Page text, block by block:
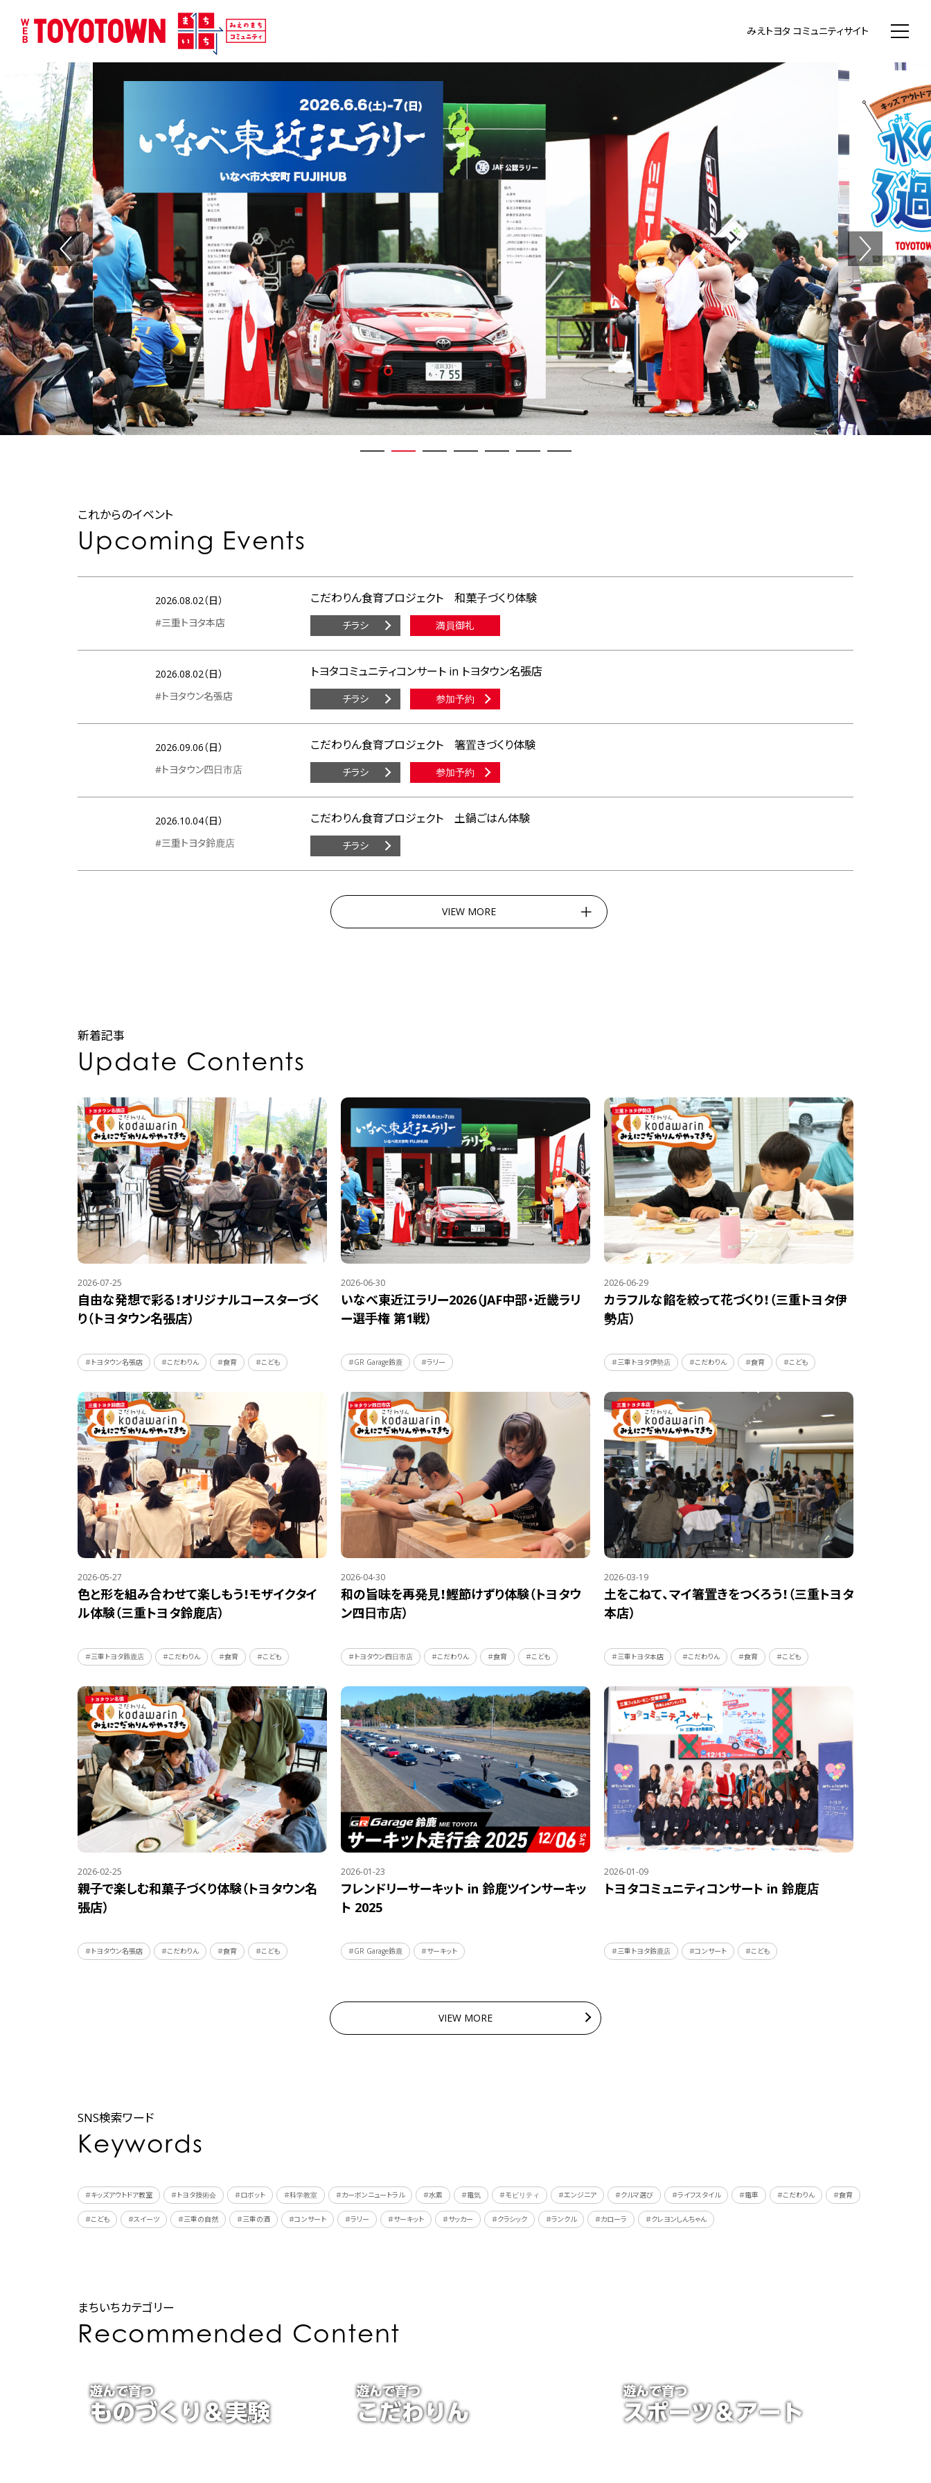
みえトヨタ コミュニティサイト
Previous Next
これからのイベント
Upcoming Events
2026.08.02（日）
#三重トヨタ本店
こだわりん食育プロジェクト 和菓子づくり体験
チラシ 満員御礼
2026.08.02（日）
#トヨタウン名張店
トヨタコミュニティコンサート in トヨタウン名張店
チラシ 参加予約
2026.09.06（日）
#トヨタウン四日市店
こだわりん食育プロジェクト 箸置きづくり体験
チラシ 参加予約
2026.10.04（日）
#三重トヨタ鈴鹿店
こだわりん食育プロジェクト 土鍋ごはん体験
チラシ
VIEW MORE
新着記事
Update Contents
2026-07-25
自由な発想で彩る！オリジナルコースターづく
り（トヨタウン名張店）
＃トヨタウン名張店 ＃こだわりん ＃食育 ＃こども
2026-06-30
いなべ東近江ラリー2026（JAF中部・近畿ラリ
ー選手権 第1戦）
＃GR Garage鈴鹿 ＃ラリー
2026-06-29
カラフルな餡を絞って花づくり！（三重トヨタ伊
勢店）
＃三重トヨタ伊勢店 ＃こだわりん ＃食育 ＃こども
2026-05-27
色と形を組み合わせて楽しもう！モザイクタイ
ル体験（三重トヨタ鈴鹿店）
＃三重トヨタ鈴鹿店 ＃こだわりん ＃食育 ＃こども
2026-04-30
和の旨味を再発見！鰹節けずり体験（トヨタウ
ン四日市店）
＃トヨタウン四日市店 ＃こだわりん ＃食育 ＃こども
2026-03-19
土をこねて、マイ箸置きをつくろう！（三重トヨタ
本店）
＃三重トヨタ本店 ＃こだわりん ＃食育 ＃こども
2026-02-25
親子で楽しむ和菓子づくり体験（トヨタウン名
張店）
＃トヨタウン名張店 ＃こだわりん ＃食育 ＃こども
2026-01-23
フレンドリーサーキット in 鈴鹿ツインサーキッ
ト 2025
＃GR Garage鈴鹿 ＃サーキット
2026-01-09
トヨタコミュニティコンサート in 鈴鹿店
＃三重トヨタ鈴鹿店 ＃コンサート ＃こども
VIEW MORE
SNS検索ワード
Keywords
＃キッズアウトドア教室 ＃トヨタ技術会 ＃ロボット ＃科学教室 ＃カーボンニュートラル ＃水素 ＃電気 ＃モビリティ ＃エンジニア ＃クルマ選び ＃ライフスタイル ＃電車 ＃こだわりん ＃食育
＃こども ＃スイーツ ＃三重の自然 ＃三重の酒 ＃コンサート ＃ラリー ＃サーキット ＃サッカー ＃クラシック ＃ランクル ＃カローラ ＃クレヨンしんちゃん
まちいちカテゴリー
Recommended Content